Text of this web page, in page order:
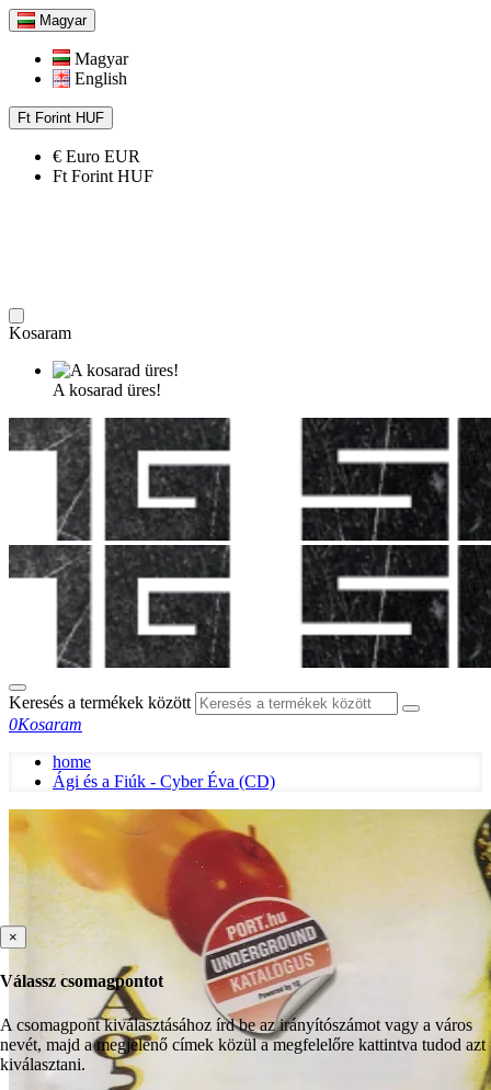
Magyar
Magyar
English
Ft Forint HUF
€ Euro EUR
Ft Forint HUF
Kosaram
A kosarad üres!
Keresés a termékek között
0Kosaram
home
Ági és a Fiúk - Cyber Éva (CD)
×
Válassz csomagpontot
A csomagpont kiválasztásához írd be az irányítószámot vagy a város
nevét, majd a megjelenő címek közül a megfelelőre kattintva tudod azt
kiválasztani.